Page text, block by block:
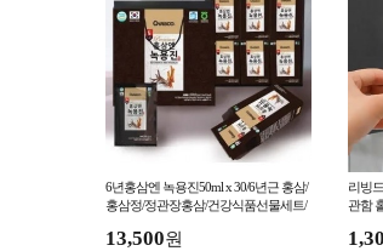
6년홍삼엔 녹용진50ml x 30/6년근 홍삼/
홍삼정/정관장홍삼/건강식품선물세트/
13,500원
리빙
관함